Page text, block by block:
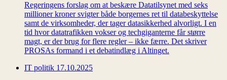
Regeringens forslag om at beskære Datatilsynet med seks
millioner kroner svigter både borgernes ret til databeskyttelse
samt de virksomheder, der tager datasikkerhed alvorligt. I en
tid hvor datatrafikken vokser og techgiganterne får større
magt, er der brug for flere regler – ikke færre. Det skriver
PROSAs formand i et debatindlæg i Altinget.
IT politik 17.10.2025